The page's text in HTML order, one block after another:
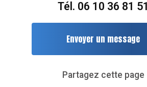
Tél. 06 10 36 81 51
Envoyer un message
Partagez cette page